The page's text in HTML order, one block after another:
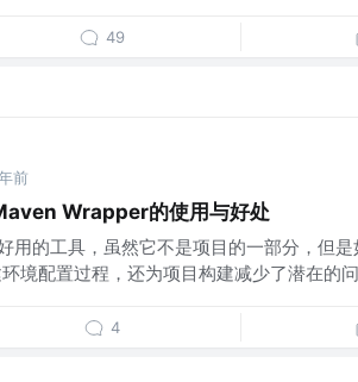
49
前
Wrapper的使用与好处
用的工具，虽然它不是项目的一部分，但
境配置过程，还为项目构建减少了潜在的
4